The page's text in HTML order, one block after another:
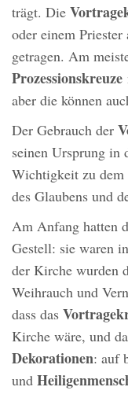
trägt. Die
oder einem
getragen. Am
Prozessionskreuze
aber die können
Der Gebrauch der
seinen Ursprung in
Wichtigkeit zu
des Glaubens und
Am Anfang hatten
Gestell: sie waren
der Kirche wurden
Weihrauch und
dass das
Kirche wäre, und
Dekorationen: auf
und